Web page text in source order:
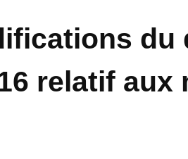
du
relatif aux